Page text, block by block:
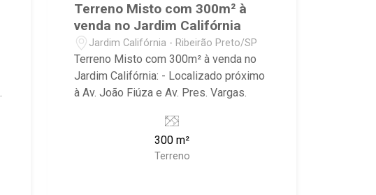
Terreno Misto com 300m² à
venda no Jardim Califórnia
Jardim Califórnia - Ribeirão Preto/SP
Terreno Misto com 300m² à venda no
Jardim Califórnia: - Localizado próximo
à Av. João Fiúza e Av. Pres. Vargas.
300 m²
Terreno